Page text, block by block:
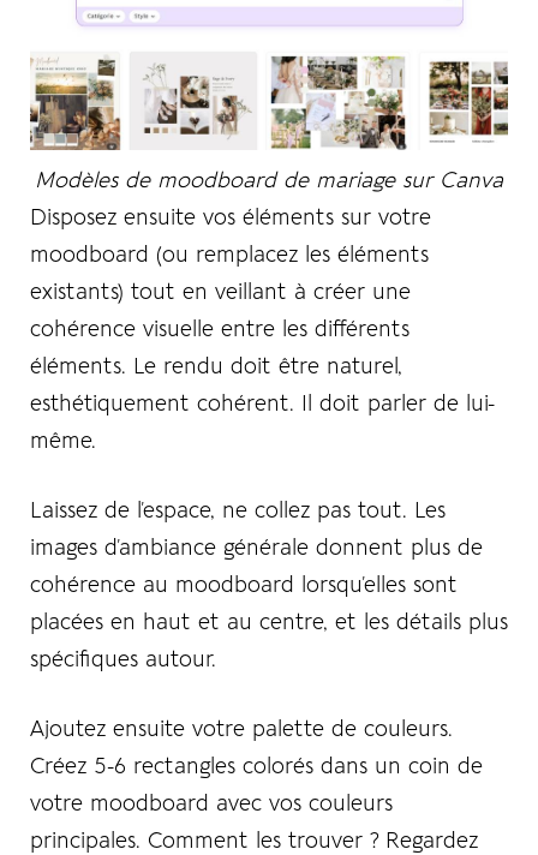
Modèles de moodboard de mariage sur Canva
Disposez ensuite vos éléments sur votre
moodboard (ou remplacez les éléments
existants) tout en veillant à créer une
cohérence visuelle entre les différents
éléments. Le rendu doit être naturel,
esthétiquement cohérent. Il doit parler de lui-
même.
Laissez de l’espace, ne collez pas tout. Les
images d’ambiance générale donnent plus de
cohérence au moodboard lorsqu’elles sont
placées en haut et au centre, et les détails plus
spécifiques autour.
Ajoutez ensuite votre palette de couleurs.
Créez 5-6 rectangles colorés dans un coin de
votre moodboard avec vos couleurs
principales. Comment les trouver ? Regardez